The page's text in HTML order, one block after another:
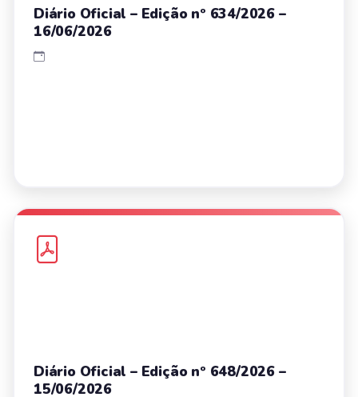
Diário Oficial – Edição nº 634/2026 –
16/06/2026
Diário Oficial – Edição nº 648/2026 –
15/06/2026